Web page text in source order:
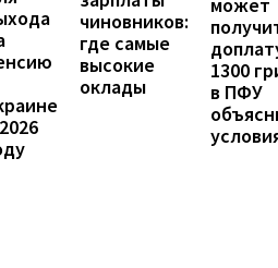
чиновников:
где самые
высокие
оклады
может
1300
в ПФУ